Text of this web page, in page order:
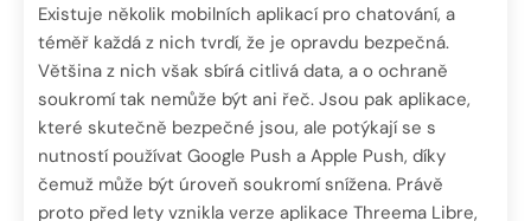
Existuje několik mobilních aplikací pro chatování, a
téměř každá z nich tvrdí, že je opravdu bezpečná.
Většina z nich však sbírá citlivá data, a o ochraně
soukromí tak nemůže být ani řeč. Jsou pak aplikace,
které skutečně bezpečné jsou, ale potýkají se s
nutností používat Google Push a Apple Push, díky
čemuž může být úroveň soukromí snížena. Právě
proto před lety vznikla verze aplikace Threema Libre,